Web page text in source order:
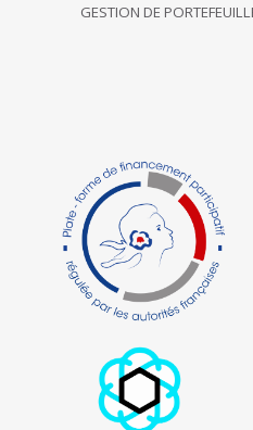
GESTION DE